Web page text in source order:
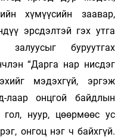
хүмүүсийн заавар,
эрсдэлтэй гэх утга
залуусыг буруутгах
“Дарга нар нисдэг
мэдэхгүй, эргэж
лаар онцгой байдлын
гол, нуур, цөөрмөөс ус
онгоц нэг ч байхгүй.